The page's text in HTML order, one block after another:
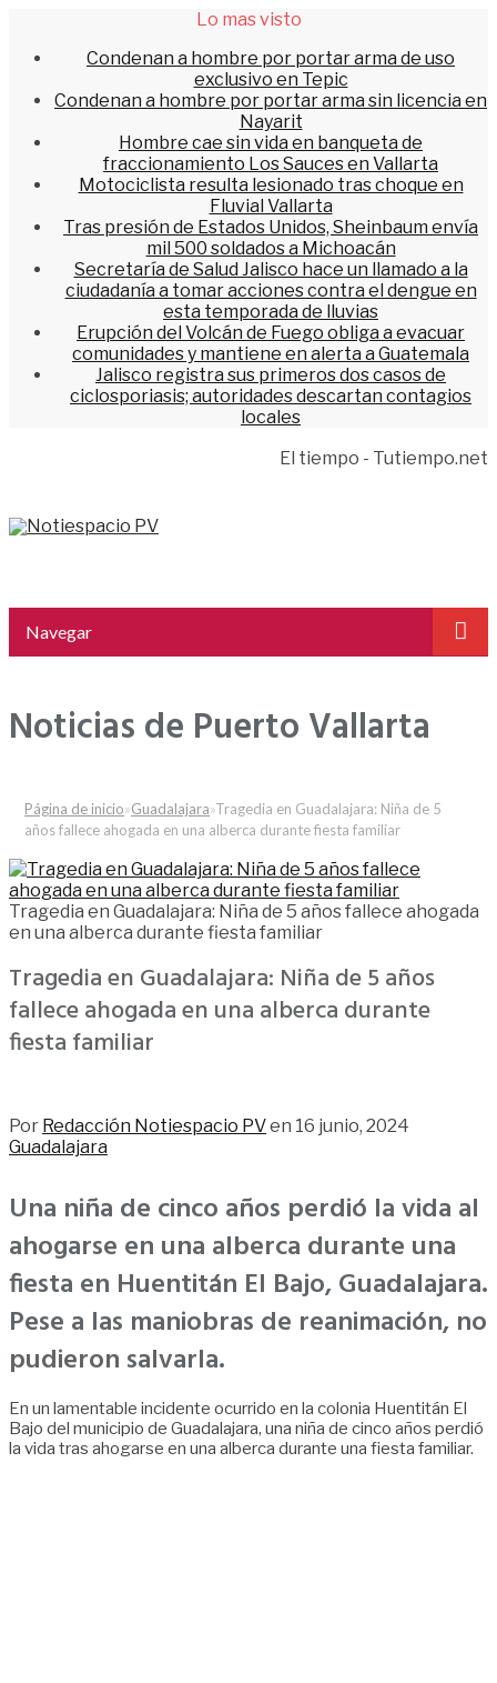
Lo mas visto
Condenan a hombre por portar arma de uso
exclusivo en Tepic
Condenan a hombre por portar arma sin licencia en
Nayarit
Hombre cae sin vida en banqueta de
fraccionamiento Los Sauces en Vallarta
Motociclista resulta lesionado tras choque en
Fluvial Vallarta
Tras presión de Estados Unidos, Sheinbaum envía
mil 500 soldados a Michoacán
Secretaría de Salud Jalisco hace un llamado a la
ciudadanía a tomar acciones contra el dengue en
esta temporada de lluvias
Erupción del Volcán de Fuego obliga a evacuar
comunidades y mantiene en alerta a Guatemala
Jalisco registra sus primeros dos casos de
ciclosporiasis; autoridades descartan contagios
locales
El tiempo - Tutiempo.net
Navegar
Noticias de Puerto Vallarta
Página de inicio»Guadalajara»Tragedia en Guadalajara: Niña de 5
años fallece ahogada en una alberca durante fiesta familiar
Tragedia en Guadalajara: Niña de 5 años fallece ahogada
en una alberca durante fiesta familiar
Tragedia en Guadalajara: Niña de 5 años
fallece ahogada en una alberca durante
fiesta familiar
Por Redacción Notiespacio PVen 16 junio, 2024
Guadalajara
Una niña de cinco años perdió la vida al
ahogarse en una alberca durante una
fiesta en Huentitán El Bajo, Guadalajara.
Pese a las maniobras de reanimación, no
pudieron salvarla.
En un lamentable incidente ocurrido en la colonia Huentitán El
Bajo del municipio de Guadalajara, una niña de cinco años perdió
la vida tras ahogarse en una alberca durante una fiesta familiar.